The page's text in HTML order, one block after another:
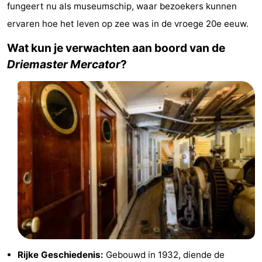
Vakantiehuizen
Nieuwpoort
-
Oostduinkerke
aan
zee
Westende
Last
minutes
Strand
Zien
doen
Bezienswaardigheden
Musea
fungeert nu als museumschip, waar bezoekers kunnen
ervaren hoe het leven op zee was in de vroege 20e eeuw.
Wat kun je verwachten aan boord van de
Driemaster Mercator?
Rijke Geschiedenis: Gebouwd in 1932, diende de